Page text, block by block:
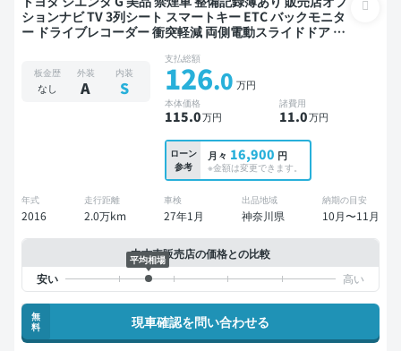
ションナビ TV 3列シート スマートキー ETC バックモニタ
ー ドライブレコーダー 衝突軽減 両側電動スライドドア 7
板金歴
なし
外装
A
内装
S
支払総額
126.0 万円
本体価格
115.0万円
諸費用
11.0万円
ローン
参考
月々 16,900 円
※金額は変更できます。
年式
2016
走行距離
2.0万km
車検
27年1月
出品地域
神奈川県
納期の目安
10月〜11月
中古車販売店の価格との比較
平均相場
無
料
現車確認を問い合わせる